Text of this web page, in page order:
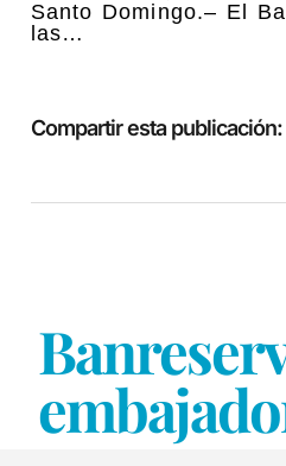
Santo Domingo.– El
las…
Compartir esta publicación: